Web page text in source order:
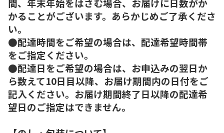
かることがございます。あらかじめご了承くださ
い。
●配達時間をご希望の場合は、配達希望時間帯
をご指定ください。
●配達日をご希望の場合は、お申込みの翌日か
ら数えて10日目以降、お届け期間内の日付をご
記入ください。お届け期間終了日以降の配達希
望日のご指定はできません。